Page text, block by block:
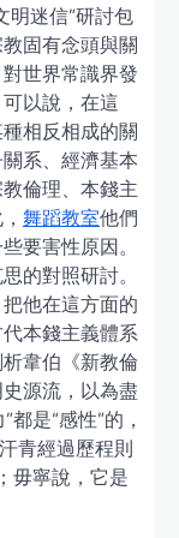
明迷信”研討包
固有念頭與關
世界常識界發
以說，在這
相反相成的關
系、經濟基本
倫理、本錢主
舞蹈教室他們
要害性原因。
的對照研討。
他在這方面的
本錢主義體系
韋伯《新教倫
源流，以為盡
是“感性”的，
青經過歷程則
毋寧說，它是